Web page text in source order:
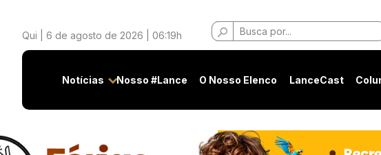
Qui | 6 de agosto de 2026 | 06:19h
Buscar
por:
Notícias Nosso #Lance O Nosso Elenco LanceCast